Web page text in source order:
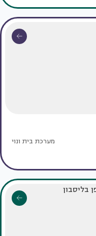
מערכת בית ונוי